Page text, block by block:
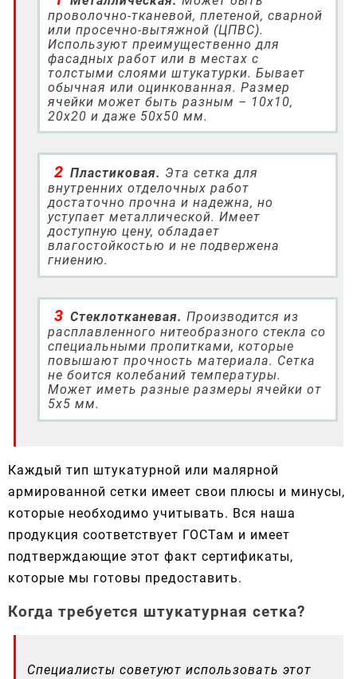
проволочно-тканевой, плетеной, сварной
или просечно-вытяжной (ЦПВС).
Используют преимущественно для
фасадных работ или в местах с
толстыми слоями штукатурки. Бывает
обычная или оцинкованная. Размер
ячейки может быть разным – 10х10,
20х20 и даже 50х50 мм.
Пластиковая. Эта сетка для
внутренних отделочных работ
достаточно прочна и надежна, но
уступает металлической. Имеет
доступную цену, обладает
влагостойкостью и не подвержена
гниению.
Стеклотканевая. Производится из
расплавленного нитеобразного стекла со
специальными пропитками, которые
повышают прочность материала. Сетка
не боится колебаний температуры.
Может иметь разные размеры ячейки от
5х5 мм.
Каждый тип штукатурной или малярной
армированной сетки имеет свои плюсы и минусы,
которые необходимо учитывать. Вся наша
продукция соответствует ГОСТам и имеет
подтверждающие этот факт сертификаты,
которые мы готовы предоставить.
Когда требуется штукатурная сетка?
Специалисты советуют использовать этот